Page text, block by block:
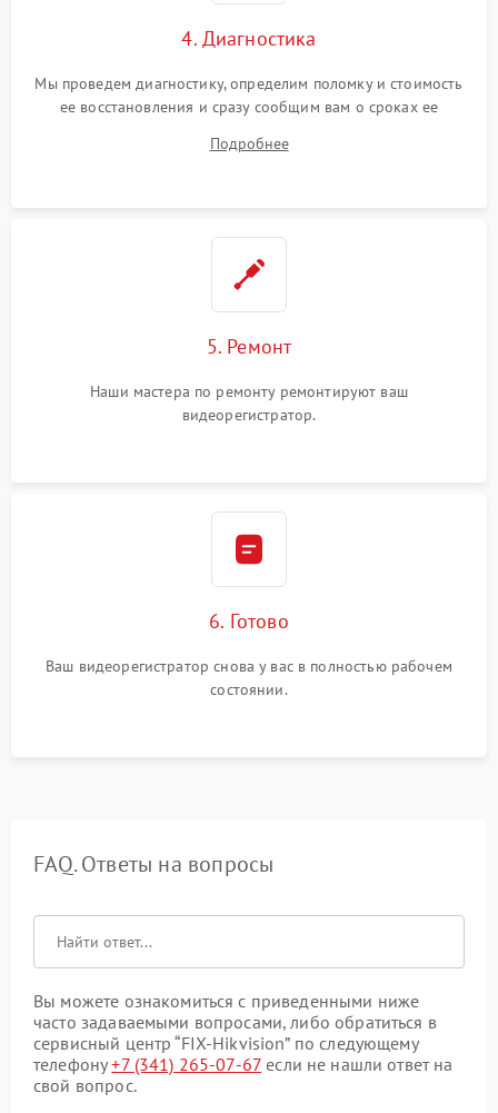
4. Диагностика
Мы проведем диагностику, определим поломку и стоимость
ее восстановления и сразу сообщим вам о сроках ее
Подробнее
5. Ремонт
Наши мастера по ремонту ремонтируют ваш
видеорегистратор.
6. Готово
Ваш видеорегистратор снова у вас в полностью рабочем
состоянии.
FAQ. Ответы на вопросы
Вы можете ознакомиться с приведенными ниже
часто задаваемыми вопросами, либо обратиться в
сервисный центр “FIX-Hikvision” по следующему
телефону+7 (341) 265-07-67 если не нашли ответ на
свой вопрос.